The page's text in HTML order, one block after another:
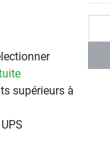
supérieurs à